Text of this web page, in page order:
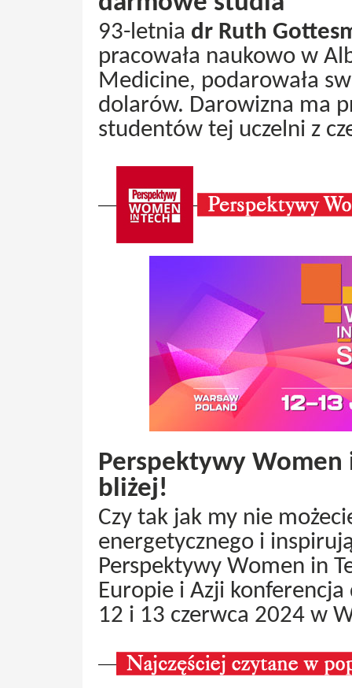
93-letnia dr Ruth
pracowała naukowo w
Medicine, podarowała
dolarów. Darowizna ma
studentów tej uczelni z
Perspektywy Women
bliżej!
Czy tak jak my nie
energetycznego i
Perspektywy Women in
Europie i Azji
12 i 13 czerwca 2024 w